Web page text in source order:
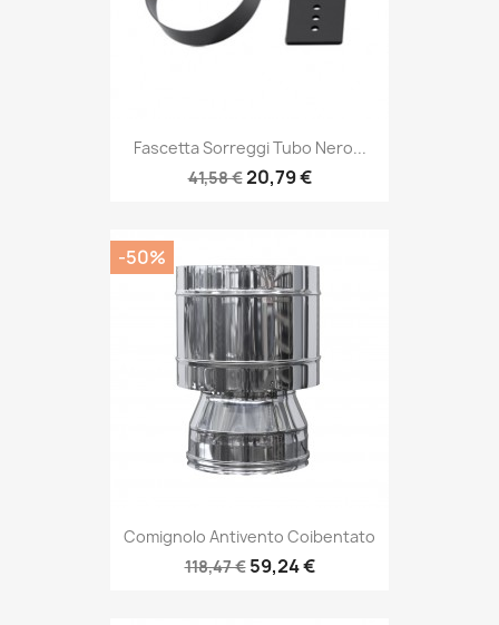
Fascetta Sorreggi Tubo Nero...
41,58 €20,79 €
Comignolo Antivento Coibentato
118,47 € 59,24 €
-50%